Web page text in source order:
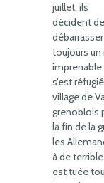
juillet, ils
décident
toujours un
s’est
village de
grenoblois
la fin de la
les
à de
est tuée